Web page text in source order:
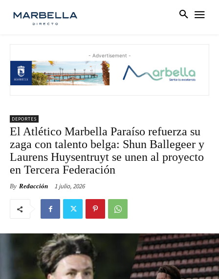
- Advertisement -
DEPORTES
El Atlético Marbella Paraíso refuerza su
zaga con talento belga: Shun Ballegeer y
Laurens Huysentruyt se unen al proyecto
en Tercera Federación
By Redacción 1 julio, 2026